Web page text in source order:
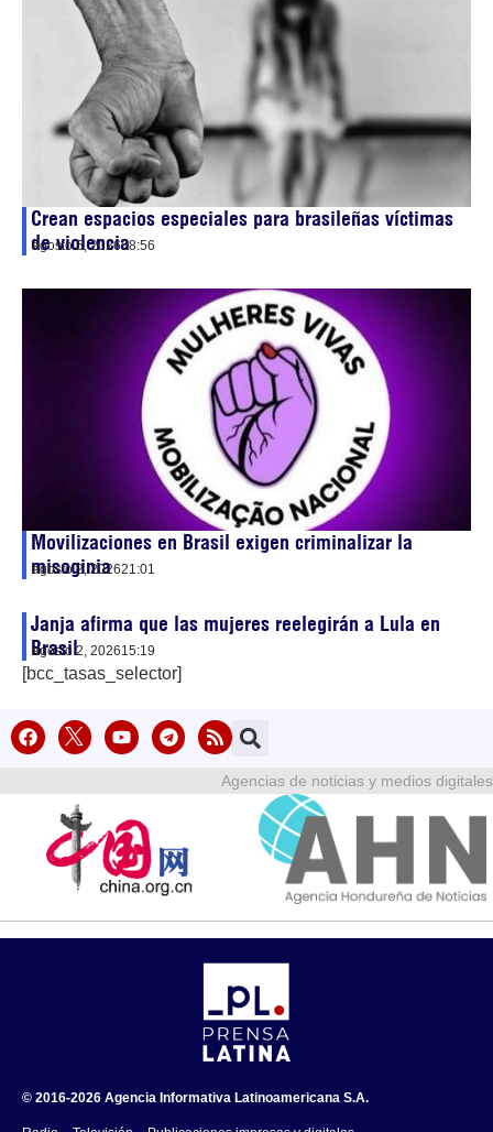
Crean espacios especiales para brasileñas víctimas
de violencia
agosto 5, 202608:56
Movilizaciones en Brasil exigen criminalizar la
misoginia
agosto 2, 202621:01
Janja afirma que las mujeres reelegirán a Lula en
Brasil
agosto 2, 202615:19
[bcc_tasas_selector]
Agencias de noticias y medios digitales
© 2016-2026 Agencia Informativa Latinoamericana S.A.